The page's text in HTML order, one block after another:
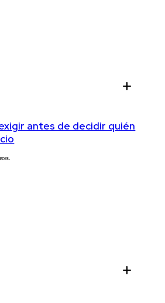
add
antes de decidir quién
add